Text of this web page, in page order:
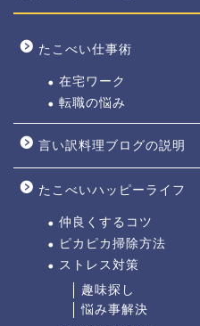
たこべい仕事術
在宅ワーク
転職の悩み
言い訳料理ブログの説明
たこべいハッピーライフ
仲良くするコツ
ピカピカ掃除方法
ストレス対策
趣味探し
悩み事解決